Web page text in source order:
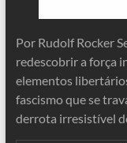
Por Rudolf Rocker
redescobrir a força
elementos
fascismo que se
derrota irresistível